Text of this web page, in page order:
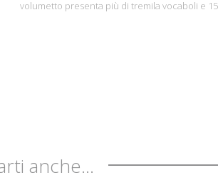
volumetto presenta più di tremila vocaboli e
anche...